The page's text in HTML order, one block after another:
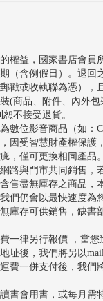
權益，國家書店會員
（含例假日）。退回
戳或收執聯為憑），
(商品、附件、內外
不接受退貨。
數位影音商品（如：
因受智慧財產權保護
，僅可更換相同產品。
路與門市共同銷售，
售盡無庫存之商品，
們仍會以最快速度為
庫存可供銷售，缺書
一律另行報價 ，當您
址後，我們將另以
費一併支付後，我們
書會用書，或每月需